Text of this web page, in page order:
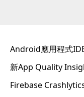
Android應用程式
新App Quality
Firebase